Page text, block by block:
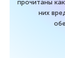
прочитаны
них